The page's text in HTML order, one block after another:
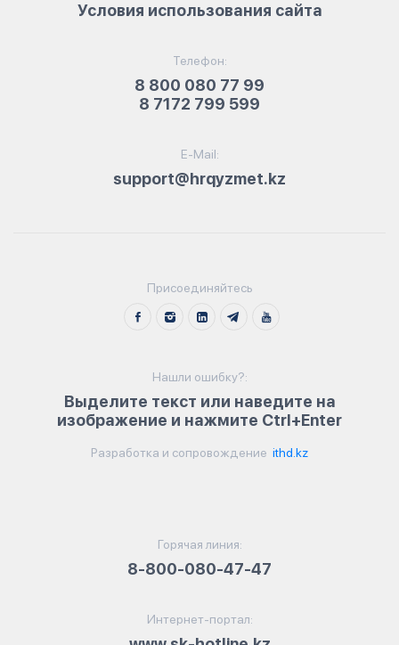
Телефон:
8 800 080 77 99
8 7172 799 599
E-Mail:
support@hrqyzmet.kz
Условия использования сайта
Присоединяйтесь
Нашли ошибку?:
Выделите текст или наведите на
изображение и нажмите Ctrl+Enter
Разработка и сопровождение ithd.kz
Горячая линия:
8-800-080-47-47
Интернет-портал: